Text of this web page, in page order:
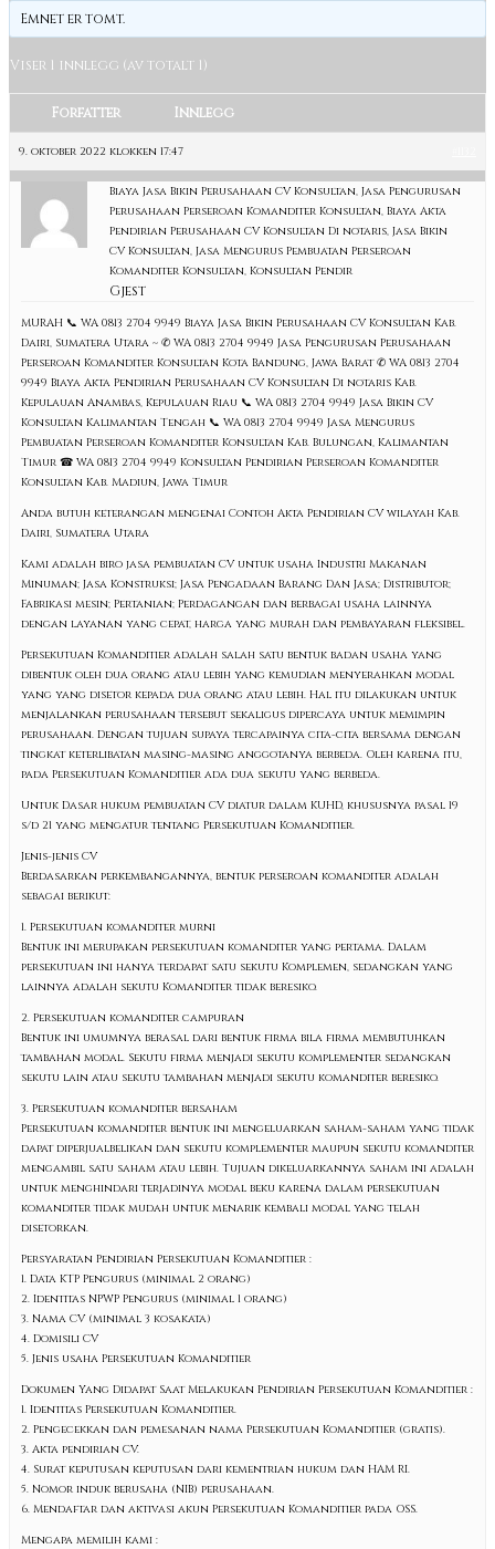
Emnet er tomt.
Viser 1 innlegg (av totalt 1)
Forfatter Innlegg
9. oktober 2022 klokken 17:47
Biaya Jasa Bikin Perusahaan CV Konsultan, Jasa Pengurusan
Perusahaan Perseroan Komanditer Konsultan, Biaya Akta
Pendirian Perusahaan CV Konsultan Di notaris, Jasa Bikin
CV Konsultan, Jasa Mengurus Pembuatan Perseroan
Komanditer Konsultan, Konsultan Pendir
Gjest
MURAH 📞 WA 0813 2704 9949 Biaya Jasa Bikin Perusahaan CV Konsultan Kab.
Dairi, Sumatera Utara ~ ✆ WA 0813 2704 9949 Jasa Pengurusan Perusahaan
Perseroan Komanditer Konsultan Kota Bandung, Jawa Barat ✆ WA 0813 2704
9949 Biaya Akta Pendirian Perusahaan CV Konsultan Di notaris Kab.
Kepulauan Anambas, Kepulauan Riau 📞 WA 0813 2704 9949 Jasa Bikin CV
Konsultan Kalimantan Tengah 📞 WA 0813 2704 9949 Jasa Mengurus
Pembuatan Perseroan Komanditer Konsultan Kab. Bulungan, Kalimantan
Timur ☎ WA 0813 2704 9949 Konsultan Pendirian Perseroan Komanditer
Konsultan Kab. Madiun, Jawa Timur
Anda butuh keterangan mengenai Contoh Akta Pendirian CV wilayah Kab.
Dairi, Sumatera Utara
Kami adalah biro jasa pembuatan CV untuk usaha Industri Makanan
Minuman; Jasa Konstruksi; Jasa Pengadaan Barang Dan Jasa; Distributor;
Fabrikasi mesin; Pertanian; Perdagangan dan berbagai usaha lainnya
dengan layanan yang cepat, harga yang murah dan pembayaran fleksibel.
Persekutuan Komanditier adalah salah satu bentuk badan usaha yang
dibentuk oleh dua orang atau lebih yang kemudian menyerahkan modal
yang yang disetor kepada dua orang atau lebih. Hal itu dilakukan untuk
menjalankan perusahaan tersebut sekaligus dipercaya untuk memimpin
perusahaan. Dengan tujuan supaya tercapainya cita-cita bersama dengan
tingkat keterlibatan masing-masing anggotanya berbeda. Oleh karena itu,
pada Persekutuan Komanditier ada dua sekutu yang berbeda.
Untuk Dasar hukum pembuatan CV diatur dalam KUHD, khususnya pasal 19
s/d 21 yang mengatur tentang Persekutuan Komanditier.
Jenis-jenis CV
Berdasarkan perkembangannya, bentuk perseroan komanditer adalah
sebagai berikut:
1. Persekutuan komanditer murni
Bentuk ini merupakan persekutuan komanditer yang pertama. Dalam
persekutuan ini hanya terdapat satu sekutu Komplemen, sedangkan yang
lainnya adalah sekutu Komanditer tidak beresiko.
2. Persekutuan komanditer campuran
Bentuk ini umumnya berasal dari bentuk firma bila firma membutuhkan
tambahan modal. Sekutu firma menjadi sekutu komplementer sedangkan
sekutu lain atau sekutu tambahan menjadi sekutu komanditer beresiko.
3. Persekutuan komanditer bersaham
Persekutuan komanditer bentuk ini mengeluarkan saham-saham yang tidak
dapat diperjualbelikan dan sekutu komplementer maupun sekutu komanditer
mengambil satu saham atau lebih. Tujuan dikeluarkannya saham ini adalah
untuk menghindari terjadinya modal beku karena dalam persekutuan
komanditer tidak mudah untuk menarik kembali modal yang telah
disetorkan.
Persyaratan Pendirian Persekutuan Komanditier :
1. Data KTP Pengurus (minimal 2 orang)
2. Identitas NPWP Pengurus (minimal 1 orang)
3. Nama CV (minimal 3 kosakata)
4. Domisili CV
5. Jenis usaha Persekutuan Komanditier
Dokumen Yang Didapat Saat Melakukan Pendirian Persekutuan Komanditier :
1. Identitas Persekutuan Komanditier.
2. Pengecekkan dan pemesanan nama Persekutuan Komanditier (gratis).
3. Akta pendirian CV.
4. Surat keputusan keputusan dari kementrian hukum dan HAM RI.
5. Nomor induk berusaha (NIB) perusahaan.
6. Mendaftar dan aktivasi akun Persekutuan Komanditier pada OSS.
Mengapa memilih kami :